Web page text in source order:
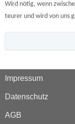
Wird nötig, wenn
teurer und wird von uns
Impressum
Datenschutz
AGB